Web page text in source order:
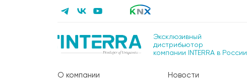
Эксклюзивный
дистрибьютор
компании INTERRA в России
О компании Новости